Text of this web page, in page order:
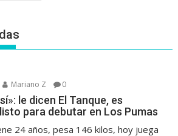
Mariano Z 0
le dicen El Tanque, es
para debutar en Los Pumas
24 años, pesa 146 kilos, hoy juega